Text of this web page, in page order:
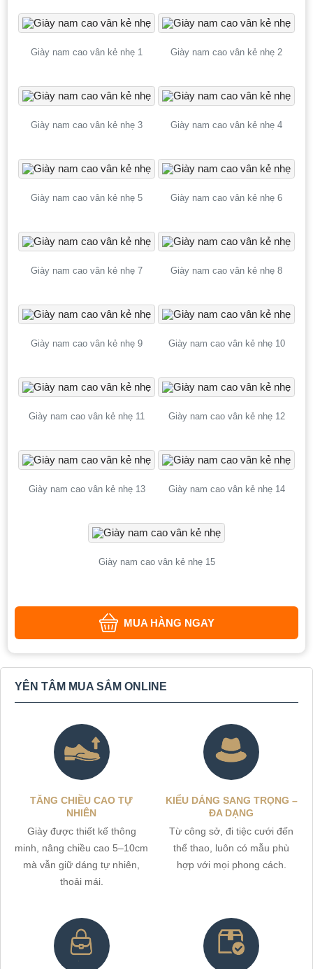
Giày nam cao vân kẻ nhẹ 1 Giày nam cao vân kẻ nhẹ 2
Giày nam cao vân kẻ nhẹ 3 Giày nam cao vân kẻ nhẹ 4
Giày nam cao vân kẻ nhẹ 5 Giày nam cao vân kẻ nhẹ 6
Giày nam cao vân kẻ nhẹ 7 Giày nam cao vân kẻ nhẹ 8
Giày nam cao vân kẻ nhẹ 9 Giày nam cao vân kẻ nhẹ 10
Giày nam cao vân kẻ nhẹ 11 Giày nam cao vân kẻ nhẹ 12
Giày nam cao vân kẻ nhẹ 13 Giày nam cao vân kẻ nhẹ 14
Giày nam cao vân kẻ nhẹ 15
MUA HÀNG NGAY
YÊN TÂM MUA SẮM ONLINE
TĂNG CHIỀU CAO TỰ
NHIÊN
Giày được thiết kế thông
minh, nâng chiều cao 5–10cm
mà vẫn giữ dáng tự nhiên,
thoải mái.
KIỂU DÁNG SANG TRỌNG –
ĐA DẠNG
Từ công sở, đi tiệc cưới đến
thể thao, luôn có mẫu phù
hợp với mọi phong cách.